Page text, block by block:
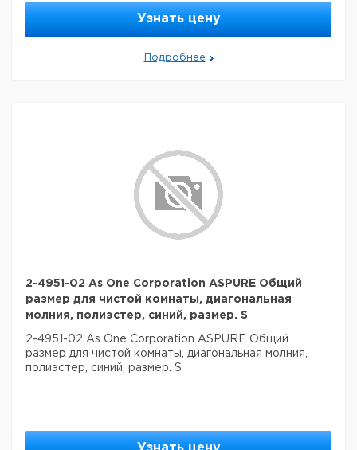
Узнать цену
Подробнее
2-4951-02 As One Corporation ASPURE Общий
размер для чистой комнаты, диагональная
молния, полиэстер, синий, размер. S
2-4951-02 As One Corporation ASPURE Общий
размер для чистой комнаты, диагональная молния,
полиэстер, синий, размер. S